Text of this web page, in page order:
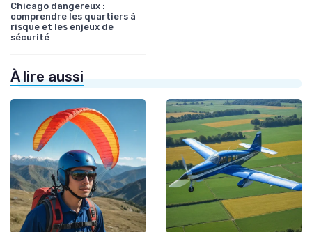
Chicago dangereux :
comprendre les quartiers à
risque et les enjeux de
sécurité
À lire aussi